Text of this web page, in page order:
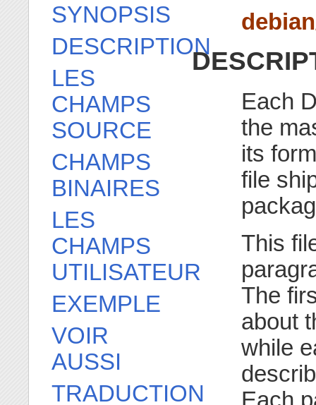
Each
the
its
file
This
The
about
while
SYNOPSIS
DESCRIPTION
LES
CHAMPS
SOURCE
CHAMPS
BINAIRES
LES
CHAMPS
UTILISATEUR
EXEMPLE
VOIR
AUSSI
TRADUCTION